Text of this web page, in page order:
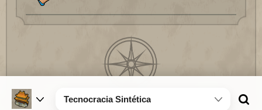
Tecnocracia Sintética